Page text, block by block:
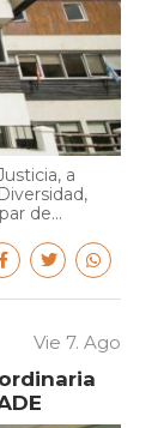
a
de...
Vie 7. Ago